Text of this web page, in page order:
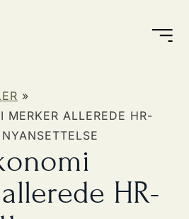
»
MERKER ALLEREDE HR-
HR-